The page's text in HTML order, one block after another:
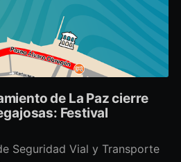
de La Paz cierre
Festival
Seguridad Vial y Transporte